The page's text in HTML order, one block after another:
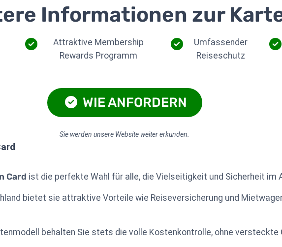
Informationen zur
Attraktive Membership
Rewards Programm
Umfassender
Reiseschutz
WIE ANFORDERN
Sie werden unsere Website weiter erkunden.
Card ist die perfekte Wahl für alle, die Vielseitigkeit und Sicherheit im
bietet sie attraktive Vorteile wie Reiseversicherung und
behalten Sie stets die volle Kostenkontrolle, ohne versteckte